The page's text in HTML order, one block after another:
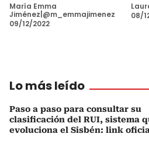
María Emma
Jiménez|@m_emmajimenez
09/12/2022
08/
Lo más leído
Paso a paso para consultar su
clasificación del RUI, sistema
evoluciona el Sisbén: link